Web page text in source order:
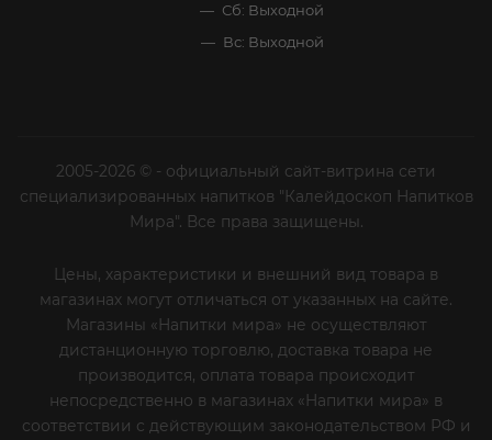
Сб: Выходной
Вс: Выходной
2005-2026 © - официальный сайт-витрина сети
специализированных напитков "Калейдоскоп Напитков
Мира". Все права защищены.
Цены, характеристики и внешний вид товара в
магазинах могут отличаться от указанных на сайте.
Магазины «Напитки мира» не осуществляют
дистанционную торговлю, доставка товара не
производится, оплата товара происходит
непосредственно в магазинах «Напитки мира» в
соответствии с действующим законодательством РФ и